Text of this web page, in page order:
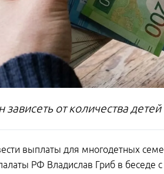
от количества детей
выплаты для многодетных
РФ Владислав Гриб в беседе с